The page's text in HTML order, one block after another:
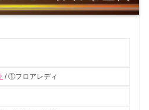
/ ①フロアレディ